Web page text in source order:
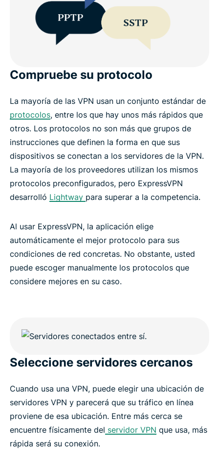
Compruebe su protocolo
La mayoría de las VPN usan un conjunto estándar de
protocolos, entre los que hay unos más rápidos que
otros. Los protocolos no son más que grupos de
instrucciones que definen la forma en que sus
dispositivos se conectan a los servidores de la VPN.
La mayoría de los proveedores utilizan los mismos
protocolos preconfigurados, pero ExpressVPN
desarrolló Lightway para superar a la competencia.
Al usar ExpressVPN, la aplicación elige
automáticamente el mejor protocolo para sus
condiciones de red concretas. No obstante, usted
puede escoger manualmente los protocolos que
considere mejores en su caso.
Seleccione servidores cercanos
Cuando usa una VPN, puede elegir una ubicación de
servidores VPN y parecerá que su tráfico en línea
proviene de esa ubicación. Entre más cerca se
encuentre físicamente del servidor VPN que usa, más
rápida será su conexión.